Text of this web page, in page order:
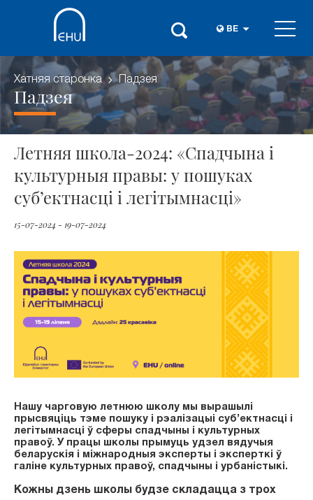
BE
Хатняя старонка Падзея
Падзея
Летняя школа-2024: «Спадчына і
культурныя правы: у пошуках
суб’ектнасці і легітымнасці»
15-07-2024 - 19-07-2024
Нашу чарговую летнюю школу мы вырашылі
прысвяціць тэме пошуку і рэалізацыі суб’ектнасці і
легітымнасці ў сферы спадчыны і культурных
правоў. У працы школы прымуць удзел вядучыя
беларускія і міжнародныя эксперты і эксперткі ў
галіне культурных правоў, спадчыны і урбаністыкі.
Кожны дзень школы будзе складацца з трох